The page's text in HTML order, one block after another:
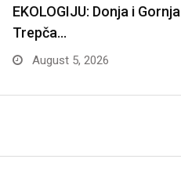
EKOLOGIJU: Donja i Gornja
Trepča…
August 5, 2026